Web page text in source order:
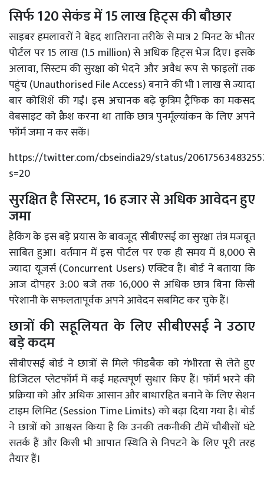
सिर्फ 120 सेकंड में 15 लाख हिट्स की बौछार
साइबर हमलावरों ने बेहद शातिराना तरीके से मात्र 2 मिनट के भीतर
पोर्टल पर 15 लाख (1.5 million) से अधिक हिट्स भेज दिए। इसके
अलावा, सिस्टम की सुरक्षा को भेदने और अवैध रूप से फाइलों तक
पहुंच (Unauthorised File Access) बनाने की भी 1 लाख से ज्यादा
बार कोशिशें की गईं। इस अचानक बढ़े कृत्रिम ट्रैफिक का मकसद
वेबसाइट को क्रैश करना था ताकि छात्र पुनर्मूल्यांकन के लिए अपने
फॉर्म जमा न कर सकें।
https://twitter.com/cbseindia29/status/
s=20
सुरक्षित है सिस्टम, 16 हजार से अधिक आवेदन हुए
जमा
हैकिंग के इस बड़े प्रयास के बावजूद सीबीएसई का सुरक्षा तंत्र मजबूत
साबित हुआ। वर्तमान में इस पोर्टल पर एक ही समय में 8,000 से
ज्यादा यूजर्स (Concurrent Users) एक्टिव हैं। बोर्ड ने बताया कि
आज दोपहर 3:00 बजे तक 16,000 से अधिक छात्र बिना किसी
परेशानी के सफलतापूर्वक अपने आवेदन सबमिट कर चुके हैं।
छात्रों की सहूलियत के लिए सीबीएसई ने उठाए
बड़े कदम
सीबीएसई बोर्ड ने छात्रों से मिले फीडबैक को गंभीरता से लेते हुए
डिजिटल प्लेटफॉर्म में कई महत्वपूर्ण सुधार किए हैं। फॉर्म भरने की
प्रक्रिया को और अधिक आसान और बाधारहित बनाने के लिए सेशन
टाइम लिमिट (Session Time Limits) को बढ़ा दिया गया है। बोर्ड
ने छात्रों को आश्वस्त किया है कि उनकी तकनीकी टीमें चौबीसों घंटे
सतर्क हैं और किसी भी आपात स्थिति से निपटने के लिए पूरी तरह
तैयार हैं।